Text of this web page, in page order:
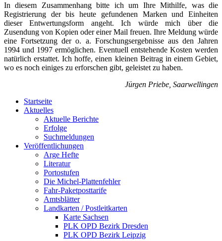
In diesem Zusammenhang bitte ich um Ihre Mithilfe, was die
Registrierung der bis heute gefundenen Marken und Einheiten
dieser Entwertungsform angeht. Ich würde mich über die
Zusendung von Kopien oder einer Mail freuen. Ihre Meldung würde
eine Fortsetzung der o. a. Forschungsergebnisse aus den Jahren
1994 und 1997 ermöglichen. Eventuell entstehende Kosten werden
natürlich erstattet. Ich hoffe, einen kleinen Beitrag in einem Gebiet,
wo es noch einiges zu erforschen gibt, geleistet zu haben.
Jürgen Priebe, Saarwellingen
Startseite
Aktuelles
Aktuelle Berichte
Erfolge
Suchmeldungen
Veröffentlichungen
Arge Hefte
Literatur
Portostufen
Die Michel-Plattenfehler
Fahr-Paketposttarife
Amtsblätter
Landkarten / Postleitkarten
Karte Sachsen
PLK OPD Bezirk Dresden
PLK OPD Bezirk Leipzig